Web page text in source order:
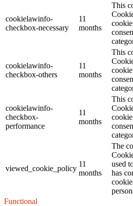
cookielawinfo-
checkbox-necessary
11
months
This
cookielawinfo-
checkbox-others
11
months
This
cookielawinfo-
checkbox-
performance
11
months
This
viewed_cookie_policy
11
months
The
used
has
Functional